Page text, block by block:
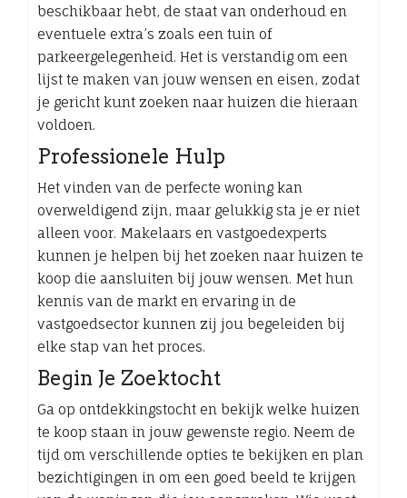
beschikbaar hebt, de staat van onderhoud en
eventuele extra’s zoals een tuin of
parkeergelegenheid. Het is verstandig om een
lijst te maken van jouw wensen en eisen, zodat
je gericht kunt zoeken naar huizen die hieraan
voldoen.
Professionele Hulp
Het vinden van de perfecte woning kan
overweldigend zijn, maar gelukkig sta je er niet
alleen voor. Makelaars en vastgoedexperts
kunnen je helpen bij het zoeken naar huizen te
koop die aansluiten bij jouw wensen. Met hun
kennis van de markt en ervaring in de
vastgoedsector kunnen zij jou begeleiden bij
elke stap van het proces.
Begin Je Zoektocht
Ga op ontdekkingstocht en bekijk welke huizen
te koop staan in jouw gewenste regio. Neem de
tijd om verschillende opties te bekijken en plan
bezichtigingen in om een goed beeld te krijgen